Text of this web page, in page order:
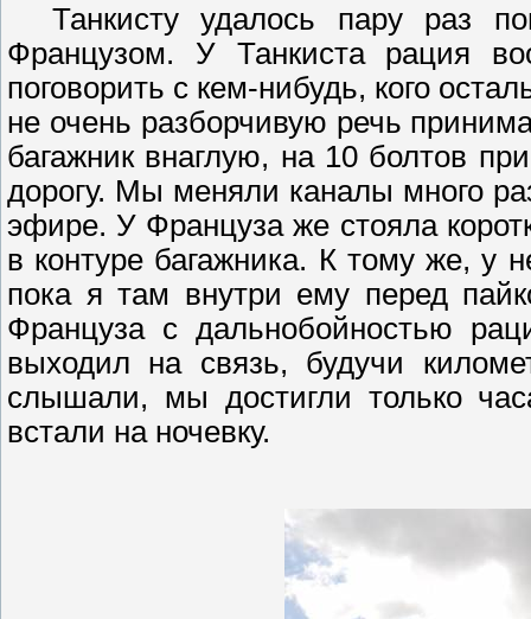
Танкисту удалось пару раз
Французом. У Танкиста рация
поговорить с кем-нибудь, кого
не очень разборчивую речь
багажник внаглую, на 10 болтов
дорогу. Мы меняли каналы много
эфире. У Француза же стояла
в контуре багажника. К тому же, у
пока я там внутри ему перед
Француза с дальнобойностью
выходил на связь, будучи
слышали, мы достигли только
встали на ночевку.